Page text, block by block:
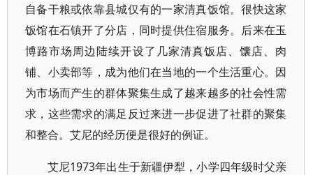
自备干粮或依靠县城仅有的一家清真饭馆。很快这家
饭馆在石镇开了分店，同时提供住宿服务。后来在玉
博路市场周边陆续开设了几家清真饭店、馕店、肉
铺、小卖部等，成为他们在当地的一个生活重心。因
为市场而产生的群体聚集生成了越来越多的社会性需
求，这些需求的满足反过来进一步促进了社群的聚集
和整合。艾尼的经历便是很好的例证。
艾尼1973年出生于新疆伊犁，小学四年级时父亲